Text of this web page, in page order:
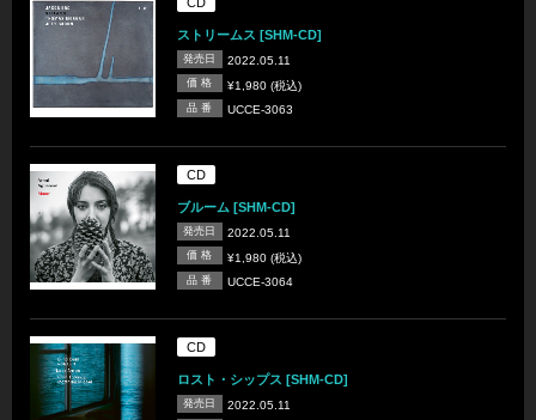
ストリームス [SHM-CD]
発売日 2022.05.11
価 格 ¥1,980 (税込)
品 番 UCCE-3063
CD
ブルーム [SHM-CD]
発売日 2022.05.11
価 格 ¥1,980 (税込)
品 番 UCCE-3064
CD
ロスト・シップス [SHM-CD]
発売日 2022.05.11